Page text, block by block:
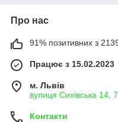
Про нас
91% позитивних з 2139
Працює з 15.02.2023
м. Львів
вулиця Сихівська 14,
Контакти